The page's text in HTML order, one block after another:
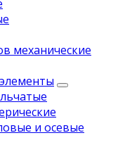
механические
и осевые